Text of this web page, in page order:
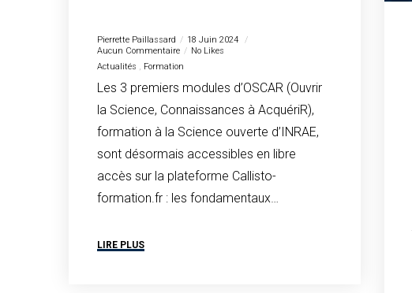
Pierrette Paillassard
18 Juin 2024
Aucun Commentaire
No Likes
Actualités
Formation
Les 3 premiers modules d’OSCAR (Ouvrir
la Science, Connaissances à AcquériR),
formation à la Science ouverte d’INRAE,
sont désormais accessibles en libre
accès sur la plateforme Callisto-
formation.fr : les fondamentaux…
LIRE PLUS